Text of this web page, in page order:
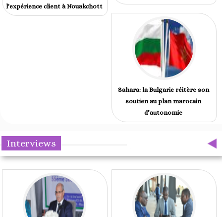
l'expérience client à Nouakchott
Sahara: la Bulgarie réitère son
soutien au plan marocain
d’autonomie
Interviews